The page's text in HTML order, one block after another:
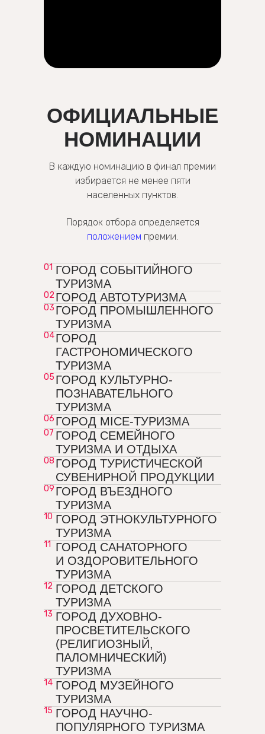
ОФИЦИАЛЬНЫЕ
НОМИНАЦИИ
В каждую номинацию в финал премии
избирается не менее пяти
населенных пунктов.
Порядок отбора определяется
положением премии.
01 ГОРОД СОБЫТИЙНОГО
ТУРИЗМА
02 ГОРОД АВТОТУРИЗМА
03 ГОРОД ПРОМЫШЛЕННОГО
ТУРИЗМА
04ГОРОД
ГАСТРОНОМИЧЕСКОГО
ТУРИЗМА
05 ГОРОД КУЛЬТУРНО-
ПОЗНАВАТЕЛЬНОГО
ТУРИЗМА
06 ГОРОД MICE-ТУРИЗМА
07 ГОРОД СЕМЕЙНОГО
ТУРИЗМА И ОТДЫХА
08 ГОРОД ТУРИСТИЧЕСКОЙ
СУВЕНИРНОЙ ПРОДУКЦИИ
09 ГОРОД ВЪЕЗДНОГО
ТУРИЗМА
10 ГОРОД ЭТНОКУЛЬТУРНОГО
ТУРИЗМА
11
ГОРОД САНАТОРНОГО
И ОЗДОРОВИТЕЛЬНОГО
ТУРИЗМА
12 ГОРОД ДЕТСКОГО
ТУРИЗМА
13 ГОРОД ДУХОВНО-
ПРОСВЕТИТЕЛЬСКОГО
(РЕЛИГИОЗНЫЙ,
ПАЛОМНИЧЕСКИЙ)
ТУРИЗМА
14 ГОРОД МУЗЕЙНОГО
ТУРИЗМА
15 ГОРОД НАУЧНО-
ПОПУЛЯРНОГО ТУРИЗМА